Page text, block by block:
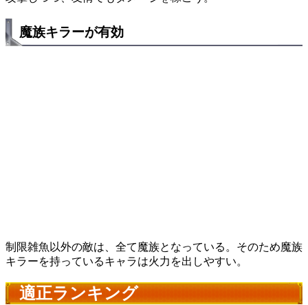
魔族キラーが有効
制限雑魚以外の敵は、全て魔族となっている。そのため魔族
キラーを持っているキャラは火力を出しやすい。
適正ランキング